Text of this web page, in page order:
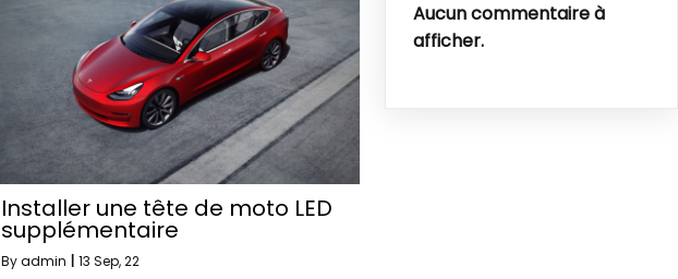
Installer une tête de moto LED
supplémentaire
Byadmin 13 Sep, 22
Aucun commentaire à
afficher.